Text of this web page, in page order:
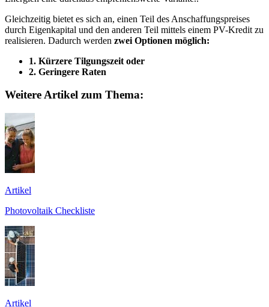
Gleichzeitig bietet es sich an, einen Teil des Anschaffungspreises
durch Eigenkapital und den anderen Teil mittels einem PV-Kredit zu
realisieren. Dadurch werden zwei Optionen möglich:
1. Kürzere Tilgungszeit oder
2. Geringere Raten
Weitere Artikel zum Thema:
Artikel
Photovoltaik Checkliste
Artikel